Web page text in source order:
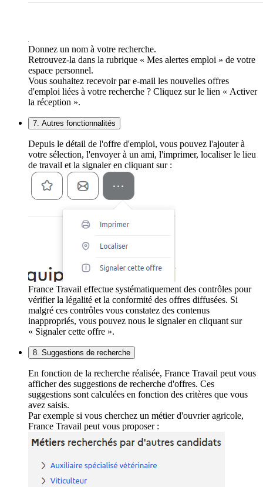
Donnez un nom à votre recherche.
Retrouvez-la dans la rubrique « Mes alertes emploi » de votre
espace personnel.
Vous souhaitez recevoir par e-mail les nouvelles offres
d'emploi liées à votre recherche ? Cliquez sur le lien « Activer
la réception ».
7. Autres fonctionnalités
Depuis le détail de l'offre d'emploi, vous pouvez l'ajouter à
votre sélection, l'envoyer à un ami, l'imprimer, localiser le lieu
de travail et la signaler en cliquant sur :
France Travail effectue systématiquement des contrôles pour
vérifier la légalité et la conformité des offres diffusées. Si
malgré ces contrôles vous constatez des contenus
inappropriés, vous pouvez nous le signaler en cliquant sur
« Signaler cette offre ».
8. Suggestions de recherche
En fonction de la recherche réalisée, France Travail peut vous
afficher des suggestions de recherche d'offres. Ces
suggestions sont calculées en fonction des critères que vous
avez saisis.
Par exemple si vous cherchez un métier d'ouvrier agricole,
France Travail peut vous proposer :